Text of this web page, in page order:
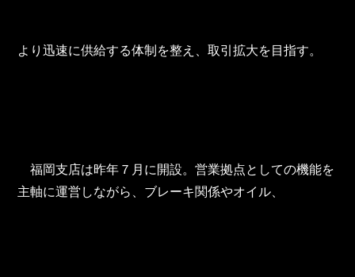
より迅速に供給する体制を整え、取引拡大を目指す。
福岡支店は昨年７月に開設。営業拠点としての機能を
主軸に運営しながら、ブレーキ関係やオイル、